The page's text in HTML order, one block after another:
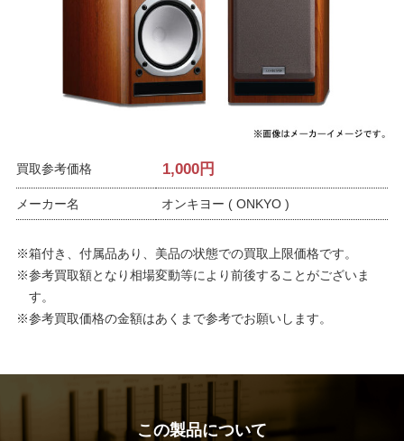
買取参考価格 1,000円
メーカー名 オンキヨー ( ONKYO )
※箱付き、付属品あり、美品の状態での買取上限価格です。
※参考買取額となり相場変動等により前後することがございま
す。
※参考買取価格の金額はあくまで参考でお願いします。
この製品について